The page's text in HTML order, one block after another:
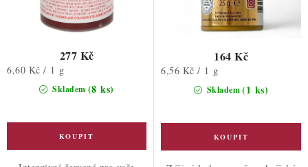
Skladem (8 ks)
277 Kč
Měrná
6,60 Kč / 1 g
Skladem(1 ks)
164 Kč
Měrná
6,56 Kč / 1 g